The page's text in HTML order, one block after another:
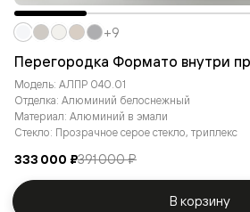
Перегородка Формато внутри
Модель: АЛПР 040.01
Отделка: Алюминий белоснежный
Материал: Алюминий в эмали
Стекло: Прозрачное серое стекло, триплекс
333 000 ₽391 000 ₽
+9
В корзину